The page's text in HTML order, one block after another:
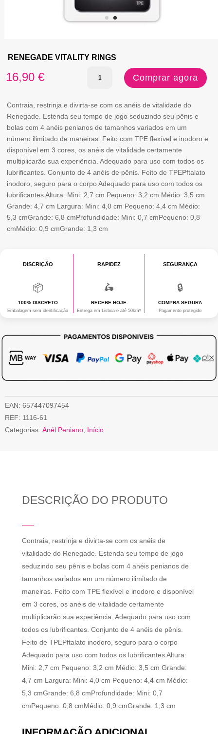
RENEGADE VITALITY RINGS
16,90 €
Quantidade
RENEGADE
VITALITY
RINGS
Comprar agora
Contraia, restrinja e divirta-se com os anéis de vitalidade do
Renegade. Estenda seu tempo de jogo seduzindo seu pênis e
bolas com 4 anéis penianos de tamanhos variados em um
número ilimitado de maneiras. Feito com TPE flexível e inodoro e
disponível em 3 cores, os anéis de vitalidade certamente
multiplicarão sua experiência. Adequado para uso com todos os
lubrificantes. Conjunto de 4 anéis de pênis. Feito de TPEPftalato
inodoro, seguro para o corpo Adequado para uso com todos os
lubrificantes Altura: Mini: 2,7 cm Pequeno: 3,2 cm Médio: 3,5 cm
Grande: 4,7 cm Largura: Mini: 4,0 cm Pequeno: 4,4 cm Médio:
5,3 cmGrande: 6,8 cmProfundidade: Mini: 0,7 cmPequeno: 0,8
cmMédio: 0,9 cmGrande: 1,3 cm
DISCRIÇÃO
📦
100% DISCRETO
Embalagem sem identificação
RAPIDEZ
🛵
RECEBE HOJE
Entrega em Lisboa e até 50km*
SEGURANÇA
🔒
COMPRA SEGURA
Pagamento protegido
EAN: 657447097454
REF: 1116-61
Categorias: Anél Peniano Início
DESCRIÇÃO DO PRODUTO
Contraia, restrinja e divirta-se com os anéis de
vitalidade do Renegade. Estenda seu tempo de jogo
seduzindo seu pênis e bolas com 4 anéis penianos de
tamanhos variados em um número ilimitado de
maneiras. Feito com TPE flexível e inodoro e disponível
em 3 cores, os anéis de vitalidade certamente
multiplicarão sua experiência. Adequado para uso com
todos os lubrificantes. Conjunto de 4 anéis de pênis.
Feito de TPEPftalato inodoro, seguro para o corpo
Adequado para uso com todos os lubrificantes Altura:
Mini: 2,7 cm Pequeno: 3,2 cm Médio: 3,5 cm Grande:
4,7 cm Largura: Mini: 4,0 cm Pequeno: 4,4 cm Médio:
5,3 cmGrande: 6,8 cmProfundidade: Mini: 0,7
cmPequeno: 0,8 cmMédio: 0,9 cmGrande: 1,3 cm
INFORMAÇÃO ADICIONAL